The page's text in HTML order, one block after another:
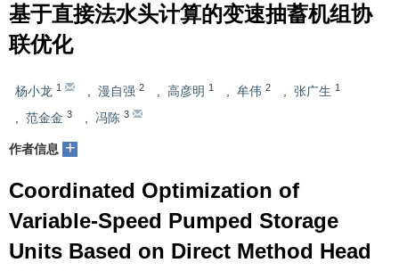
基于直接法水头计算的变速抽蓄机组协
联优化
杨小龙 1 漫自强 2 高彦明 1 牟伟 2 张广生 1
范金金 3 冯陈 3
作者信息 +
Coordinated Optimization of
Variable-Speed Pumped Storage
Units Based on Direct Method Head